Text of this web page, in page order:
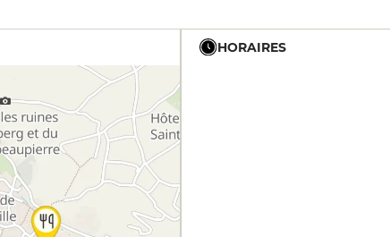
HORAIRES